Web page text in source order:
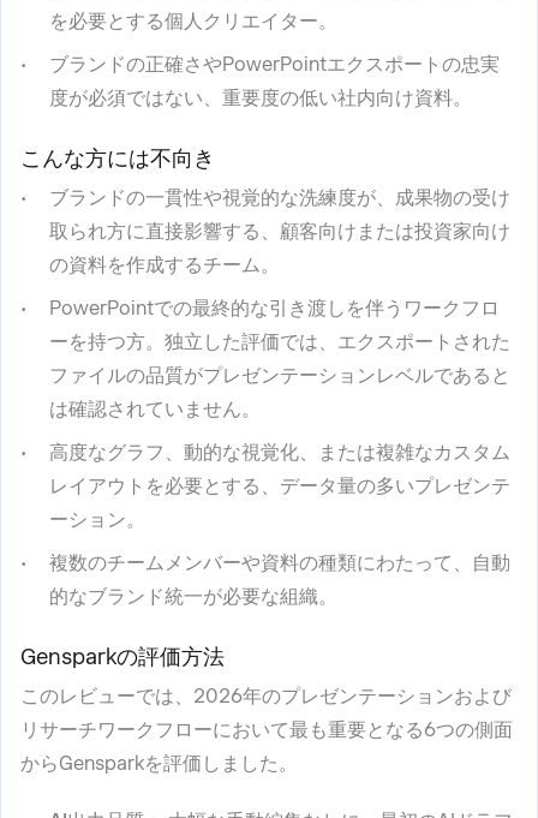
を必要とする個人クリエイター。
ブランドの正確さやPowerPointエクスポートの忠実
度が必須ではない、重要度の低い社内向け資料。
こんな方には不向き
ブランドの一貫性や視覚的な洗練度が、成果物の受け
取られ方に直接影響する、顧客向けまたは投資家向け
の資料を作成するチーム。
PowerPointでの最終的な引き渡しを伴うワークフロ
ーを持つ方。独立した評価では、エクスポートされた
ファイルの品質がプレゼンテーションレベルであると
は確認されていません。
高度なグラフ、動的な視覚化、または複雑なカスタム
レイアウトを必要とする、データ量の多いプレゼンテ
ーション。
複数のチームメンバーや資料の種類にわたって、自動
的なブランド統一が必要な組織。
Gensparkの評価方法
このレビューでは、2026年のプレゼンテーションおよび
リサーチワークフローにおいて最も重要となる6つの側面
からGensparkを評価しました。